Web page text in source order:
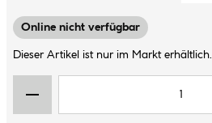
Online nicht verfügbar
Dieser Artikel ist nur im Markt erhältlich.